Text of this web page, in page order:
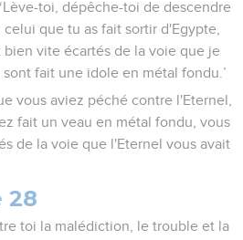
‘Lève-toi, dépêche-toi de descendre
que tu as fait sortir d'Egypte,
bien vite écartés de la voie que je
sont fait une idole en métal fondu.’
vous aviez péché contre l'Eternel,
fait un veau en métal fondu, vous
de la voie que l'Eternel vous avait
28
toi la malédiction, le trouble et la